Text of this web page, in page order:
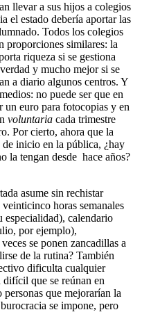
llevar a sus hijos a colegios
el estado debería aportar las
Todos los colegios
proporciones similares: la
riqueza si se gestiona
y mucho mejor si se
a diario algunos centros. Y
no puede ser que en
un euro para fotocopias y en
voluntaria cada trimestre
Por cierto, ahora que la
de inicio en la pública, ¿hay
la tengan desde hace años?
asume sin rechistar
horas semanales
especialidad), calendario
por ejemplo),
se ponen zancadillas a
de la rutina? También
dificulta cualquier
que se reúnan en
que mejorarían la
se impone, pero